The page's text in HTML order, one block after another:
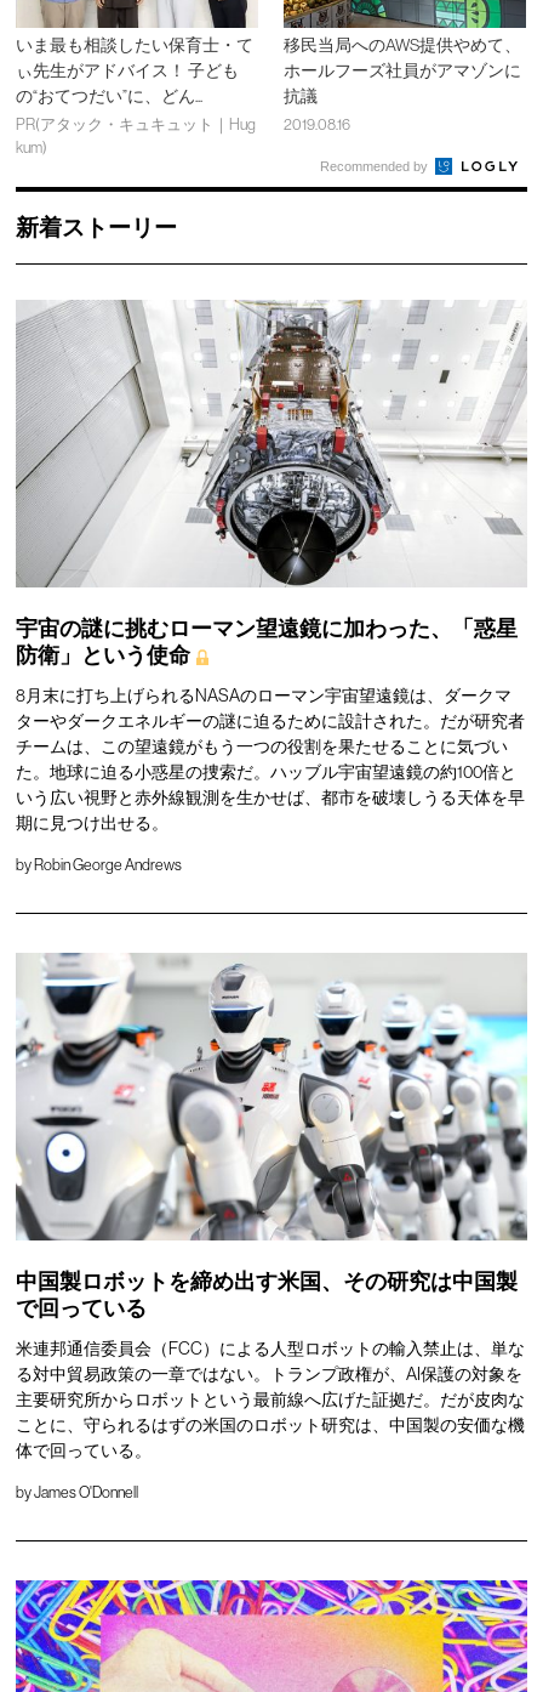
いま最も相談したい保育士・て
ぃ先生がアドバイス！ 子ども
の“おてつだい”に、どん...
PR(アタック・キュキュット｜Hug
kum)
移民当局へのAWS提供やめて、
ホールフーズ社員がアマゾンに
抗議
2019.08.16
Recommended by
新着ストーリー
宇宙の謎に挑むローマン望遠鏡に加わった、「惑星
防衛」という使命
8月末に打ち上げられるNASAのローマン宇宙望遠鏡は、ダークマ
ターやダークエネルギーの謎に迫るために設計された。だが研究者
チームは、この望遠鏡がもう一つの役割を果たせることに気づい
た。地球に迫る小惑星の捜索だ。ハッブル宇宙望遠鏡の約100倍と
いう広い視野と赤外線観測を生かせば、都市を破壊しうる天体を早
期に見つけ出せる。
by Robin George Andrews
中国製ロボットを締め出す米国、その研究は中国製
で回っている
米連邦通信委員会（FCC）による人型ロボットの輸入禁止は、単な
る対中貿易政策の一章ではない。トランプ政権が、AI保護の対象を
主要研究所からロボットという最前線へ広げた証拠だ。だが皮肉な
ことに、守られるはずの米国のロボット研究は、中国製の安価な機
体で回っている。
byJames O'Donnell